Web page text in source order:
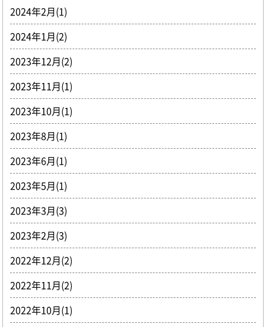
2024年2月(1)
2024年1月(2)
2023年12月(2)
2023年11月(1)
2023年10月(1)
2023年8月(1)
2023年6月(1)
2023年5月(1)
2023年3月(3)
2023年2月(3)
2022年12月(2)
2022年11月(2)
2022年10月(1)